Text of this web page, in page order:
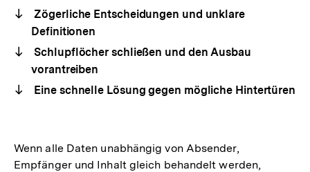
Zögerliche Entscheidungen und unklare
Definitionen
Schlupflöcher schließen und den Ausbau
vorantreiben
Eine schnelle Lösung gegen mögliche Hintertüren
Wenn alle Daten unabhängig von Absender,
Empfänger und Inhalt gleich behandelt werden,